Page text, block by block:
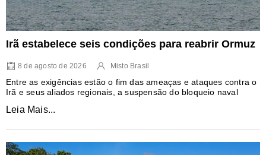
Irã estabelece seis condições para reabrir Ormuz
8 de agosto de 2026 Misto Brasil
Entre as exigências estão o fim das ameaças e ataques contra o
Irã e seus aliados regionais, a suspensão do bloqueio naval
Leia Mais...